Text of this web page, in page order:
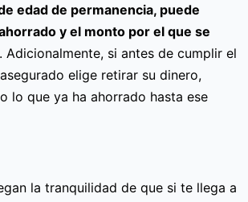
edad de permanencia, puede
y el monto por el que se
. Adicionalmente, si antes de cumplir el
elige retirar su dinero,
lo que ya ha ahorrado hasta ese
la tranquilidad de que si te llega a